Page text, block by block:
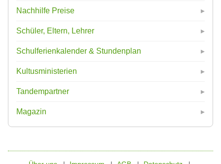
Nachhilfe Preise
Schüler, Eltern, Lehrer
Schulferienkalender & Stundenplan
Kultusministerien
Tandempartner
Magazin